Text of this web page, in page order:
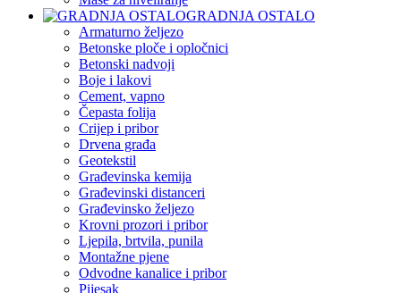
GRADNJA OSTALO
Armaturno željezo
Betonske ploče i opločnici
Betonski nadvoji
Boje i lakovi
Cement, vapno
Čepasta folija
Crijep i pribor
Drvena građa
Geotekstil
Građevinska kemija
Građevinski distanceri
Građevinsko željezo
Krovni prozori i pribor
Ljepila, brtvila, punila
Montažne pjene
Odvodne kanalice i pribor
Pijesak